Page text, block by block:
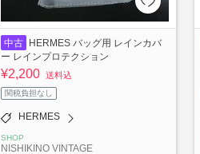
中古
HERMES バッグ用 レインカバ
ー レインプロテクション
¥2,200 送料込
関税負担なし
HERMES
SHOP
NISHIKINO VINTAGE